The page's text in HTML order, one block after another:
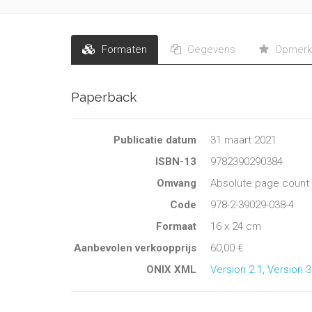
Formaten Gegevens
Paperback
Publicatie datum
31 maart 2021
ISBN-13
9782390290384
Omvang
Absolute page count
Code
978-2-39029-038-4
Formaat
16 x 24 cm
Aanbevolen verkoopprijs
60,00 €
ONIX XML
Version 2.1 Version 3